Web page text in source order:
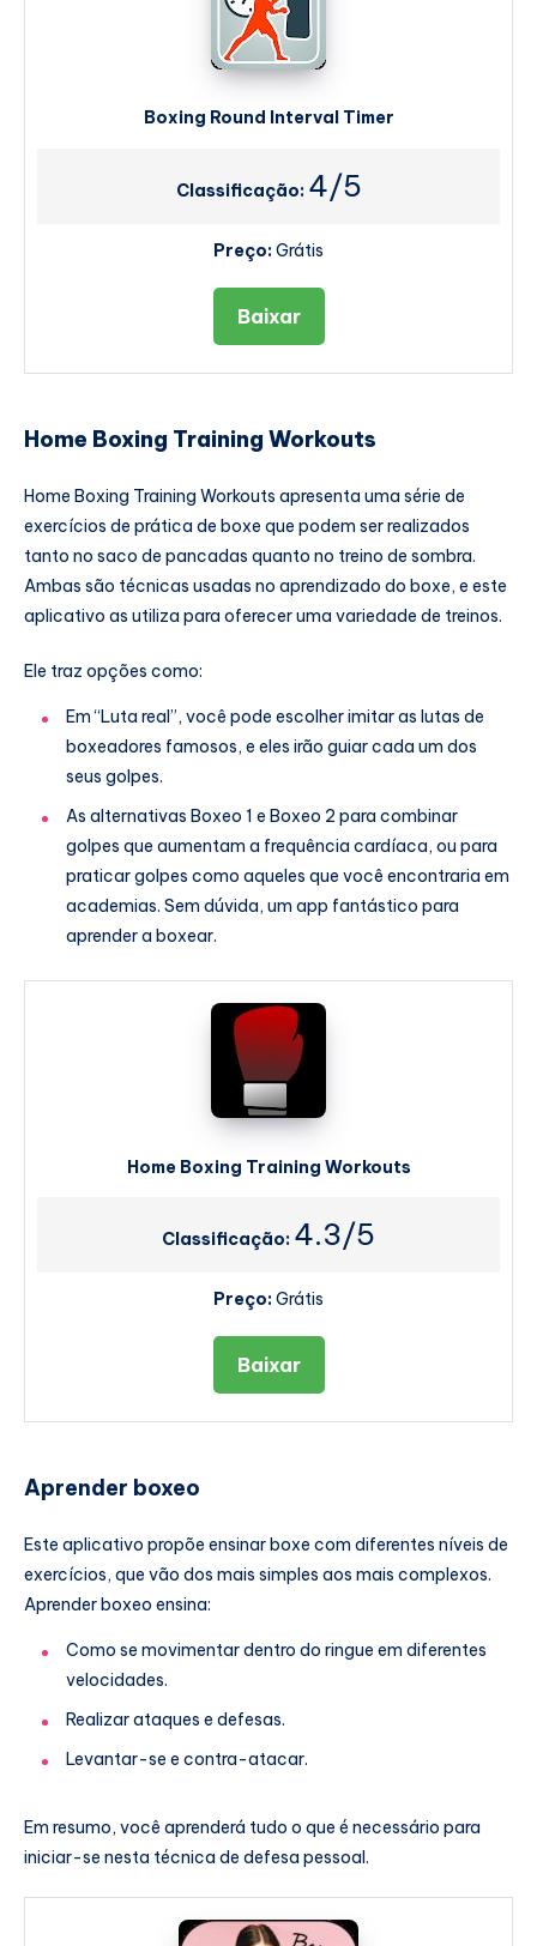
Boxing Round Interval Timer
Classificação: 4/5
Preço:Grátis
Baixar
Home Boxing Training Workouts
Home Boxing Training Workouts apresenta uma série de
exercícios de prática de boxe que podem ser realizados
tanto no saco de pancadas quanto no treino de sombra.
Ambas são técnicas usadas no aprendizado do boxe, e este
aplicativo as utiliza para oferecer uma variedade de treinos.
Ele traz opções como:
Em “Luta real”, você pode escolher imitar as lutas de
boxeadores famosos, e eles irão guiar cada um dos
seus golpes.
As alternativas Boxeo 1 e Boxeo 2 para combinar
golpes que aumentam a frequência cardíaca, ou para
praticar golpes como aqueles que você encontraria em
academias. Sem dúvida, um app fantástico para
aprender a boxear.
Home Boxing Training Workouts
Classificação: 4.3/5
Preço:Grátis
Baixar
Aprender boxeo
Este aplicativo propõe ensinar boxe com diferentes níveis de
exercícios, que vão dos mais simples aos mais complexos.
Aprender boxeo ensina:
Como se movimentar dentro do ringue em diferentes
velocidades.
Realizar ataques e defesas.
Levantar-se e contra-atacar.
Em resumo, você aprenderá tudo o que é necessário para
iniciar-se nesta técnica de defesa pessoal.